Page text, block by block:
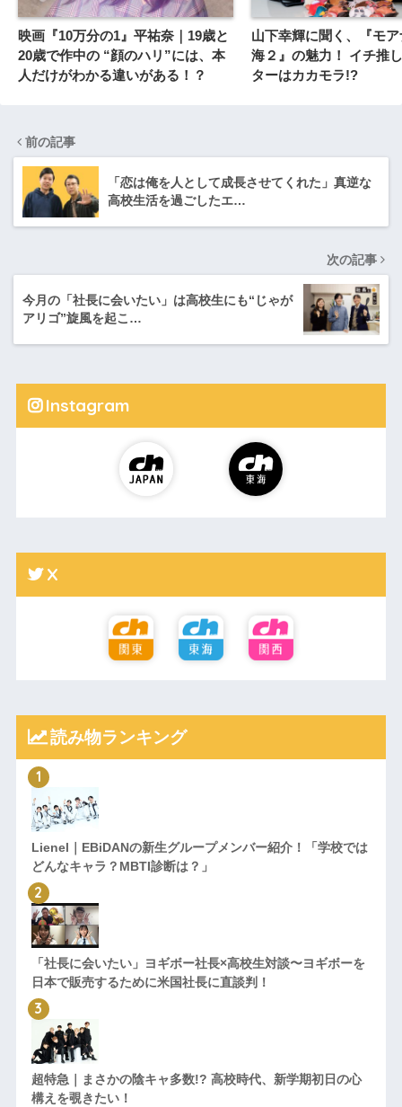
映画『10万分の1』平祐奈｜19歳と
20歳で作中の “顔のハリ”には、本
人だけがわかる違いがある！？
山下幸輝に聞く、『モ
海２』の魅力！ イチ推
ターはカカモラ!?
前の記事
「恋は俺を人として成長させてくれた」真逆な
高校生活を過ごしたエ…
次の記事
今月の「社長に会いたい」は高校生にも“じゃが
アリゴ”旋風を起こ…
Instagram
X
読み物ランキング
Lienel｜EBiDANの新生グループメンバー紹介！「学校では
どんなキャラ？MBTI診断は？」
「社長に会いたい」ヨギボー社長×高校生対談〜ヨギボーを
日本で販売するために米国社長に直談判！
超特急｜まさかの陰キャ多数!? 高校時代、新学期初日の心
構えを覗きたい！